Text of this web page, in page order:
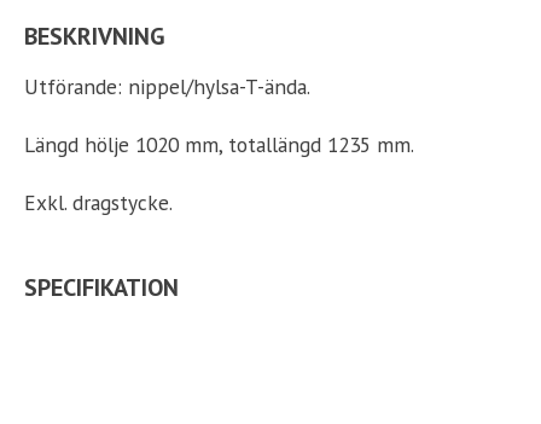
BESKRIVNING
Utförande: nippel/hylsa-T-ända.
Längd hölje 1020 mm, totallängd 1235 mm.
Exkl. dragstycke.
SPECIFIKATION